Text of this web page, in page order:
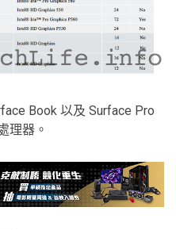
Book 以及 Surface Pro
理器。